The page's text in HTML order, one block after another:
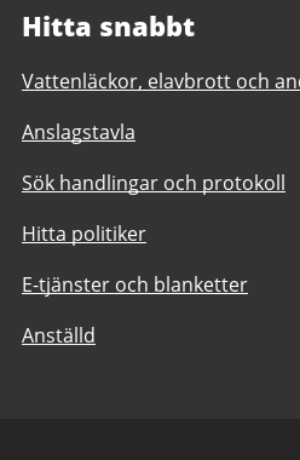
Hitta snabbt
Vattenläckor, elavbrott och
Anslagstavla
Sök handlingar och protokoll
Hitta politiker
E-tjänster och blanketter
Anställd